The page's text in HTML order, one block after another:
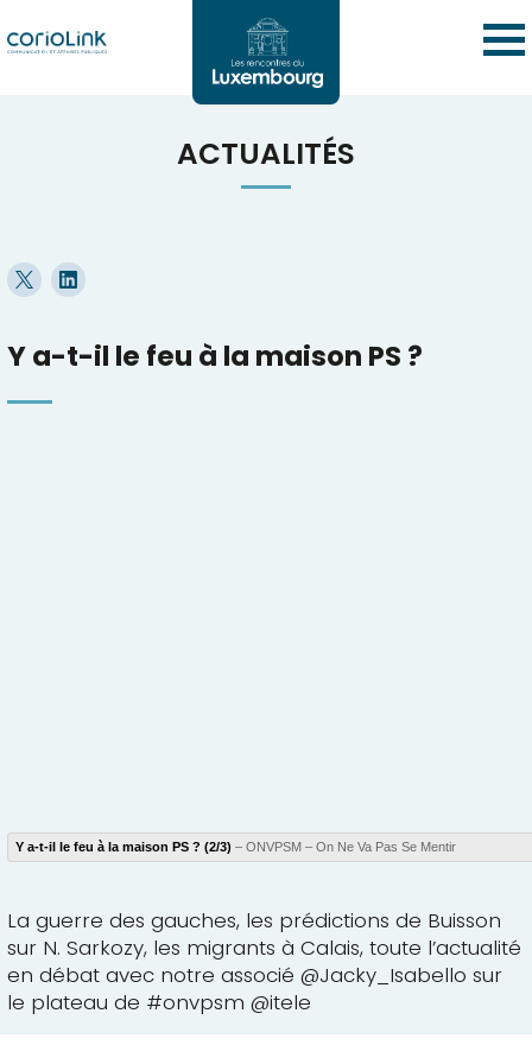
ACTUALITÉS
Y a-t-il le feu à la maison PS ?
Y a-t-il le feu à la maison PS ? (2/3) – ONVPSM – On Ne Va Pas Se Mentir
La guerre des gauches, les prédictions de Buisson
sur N. Sarkozy, les migrants à Calais, toute l’actualité
en débat avec notre associé @Jacky_Isabello sur
le plateau de #onvpsm @itele